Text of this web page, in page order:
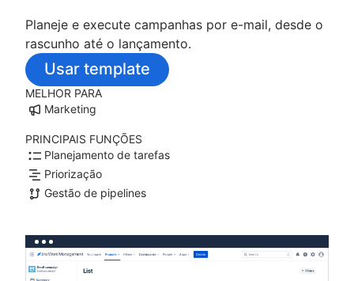
Planeje e execute campanhas por e-mail, desde o
rascunho até o lançamento.
Usar template
MELHOR PARA
Marketing
PRINCIPAIS FUNÇÕES
Planejamento de tarefas
Priorização
Gestão de pipelines